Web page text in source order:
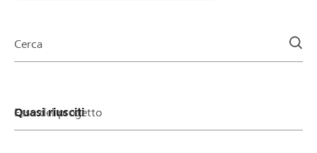
della
Cerca
Fase del progetto